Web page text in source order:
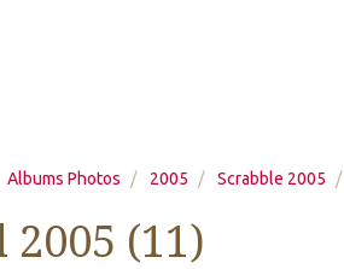
Albums Photos 2005 Scrabble 2005
(11)